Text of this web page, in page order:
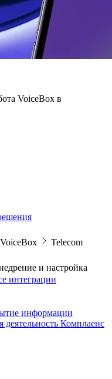
VoiceBox в
Telecom
и настройка
интеграции
информации
Комплаенс